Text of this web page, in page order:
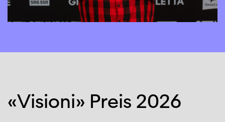
«Visioni» Preis 2026